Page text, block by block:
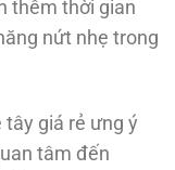
thêm thời gian
nứt nhẹ trong
giá rẻ ưng ý
tâm đến